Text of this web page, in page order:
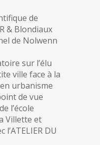
de
& Blondiaux
de Nolwenn
sur l’élu
ville face à la
urbanisme
de vue
l’école
Villette et
DU